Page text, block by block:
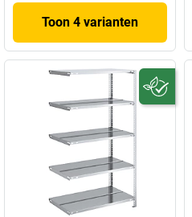
Toon 4 varianten